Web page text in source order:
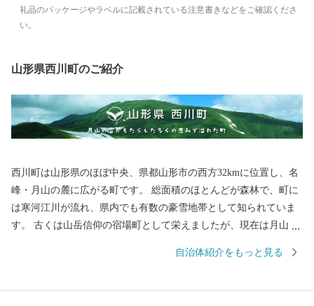
礼品のパッケージやラベルに記載されている注意書きなどをご確認くださ
い。
山形県西川町のご紹介
西川町は山形県のほぼ中央、県都山形市の西方32kmに位置し、名
峰・月山の麓に広がる町です。 総面積のほとんどが森林で、町に
は寒河江川が流れ、県内でも有数の豪雪地帯として知られていま
す。 古くは山岳信仰の宿場町として栄えましたが、現在は月山の
に蓄えられた水を利用し、地ビールや地酒の販売、月山湖大噴水
自治体紹介をもっと見る